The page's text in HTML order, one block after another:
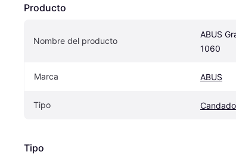
Producto
Nombre del producto
ABUS
1060
Marca ABUS
Tipo
Tipo